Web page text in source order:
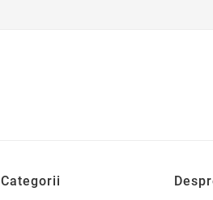
Categorii